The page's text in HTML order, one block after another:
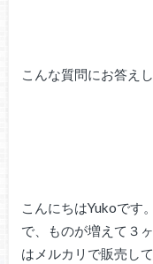
こんな質問にお答えし
こんにちはYukoです
で、ものが増えて３
はメルカリで販売し